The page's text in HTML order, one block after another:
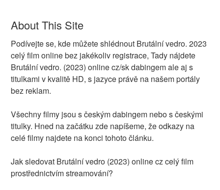
About This Site
Podívejte se, kde můžete shlédnout Brutální vedro. 2023
celý film online bez jakékoliv registrace, Tady nájdete
Brutální vedro. (2023) online cz/sk dabingem ale aj s
titulkami v kvalitě HD, s jazyce právě na našem portály
bez reklam.
Všechny filmy jsou s českým dabingem nebo s českými
titulky. Hned na začátku zde napíšeme, že odkazy na
celé filmy najdete na konci tohoto článku.
Jak sledovat Brutální vedro (2023) online cz celý film
prostřednictvím streamování?